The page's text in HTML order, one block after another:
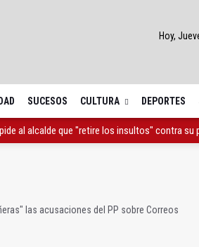
Hoy,
SUCESOS CULTURA DEPORTES
pide al alcalde que "retire los insultos" contra su
las acusaciones del PP sobre Correos